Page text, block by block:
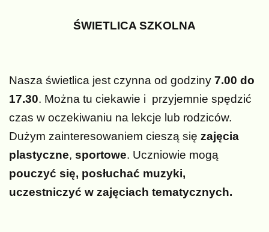
ŚWIETLICA SZKOLNA
Nasza świetlica jest czynna od godziny 7.00 do
17.30. Można tu ciekawie i przyjemnie spędzić
czas w oczekiwaniu na lekcje lub rodziców.
Dużym zainteresowaniem cieszą się zajęcia
plastyczne, sportowe. Uczniowie mogą
pouczyć się, posłuchać muzyki,
uczestniczyć w zajęciach tematycznych.